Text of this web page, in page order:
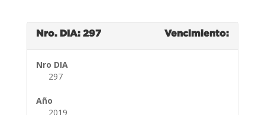
Nro. DIA: 297 Vencimiento:
Nro DIA
297
Año
2019